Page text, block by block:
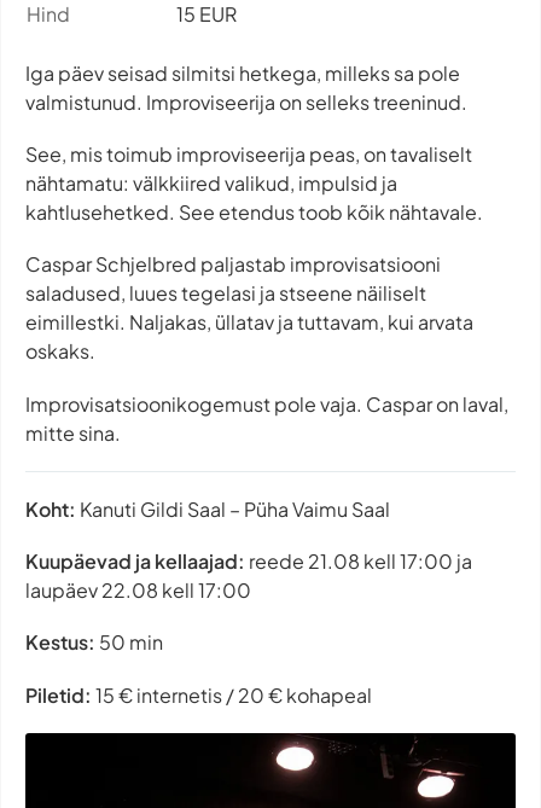
Hind
15 EUR
Iga päev seisad silmitsi hetkega, milleks sa pole
valmistunud. Improviseerija on selleks treeninud.
See, mis toimub improviseerija peas, on tavaliselt
nähtamatu: välkkiired valikud, impulsid ja
kahtlusehetked. See etendus toob kõik nähtavale.
Caspar Schjelbred paljastab improvisatsiooni
saladused, luues tegelasi ja stseene näiliselt
eimillestki. Naljakas, üllatav ja tuttavam, kui arvata
oskaks.
Improvisatsioonikogemust pole vaja. Caspar on laval,
mitte sina.
Koht: Kanuti Gildi Saal – Püha Vaimu Saal
Kuupäevad ja kellaajad: reede 21.08 kell 17:00 ja
laupäev 22.08 kell 17:00
Kestus: 50 min
Piletid: 15 € internetis / 20 € kohapeal